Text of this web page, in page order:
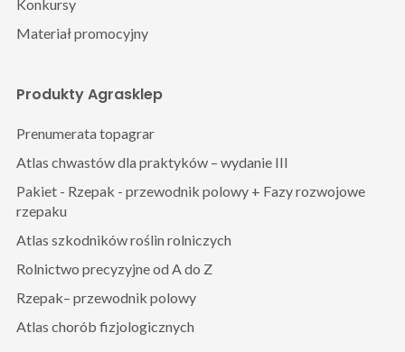
Produkty Agrasklep
Prenumerata topagrar
Atlas chwastów dla praktyków – wydanie III
Pakiet - Rzepak - przewodnik polowy + Fazy rozwojowe
rzepaku
Atlas szkodników roślin rolniczych
Rolnictwo precyzyjne od A do Z
Rzepak– przewodnik polowy
Atlas chorób fizjologicznych
Konkursy
Materiał promocyjny